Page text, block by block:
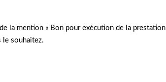
la mention « Bon pour exécution de la prestation
le souhaitez.